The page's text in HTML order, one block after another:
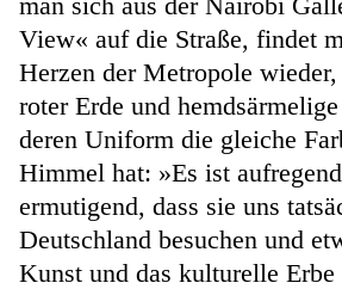
View« auf die Straße, findet
Herzen der Metropole
roter Erde und
deren Uniform die gleiche
Himmel hat: »Es ist
ermutigend, dass sie uns
Deutschland besuchen und
Kunst und das kulturelle Erbe